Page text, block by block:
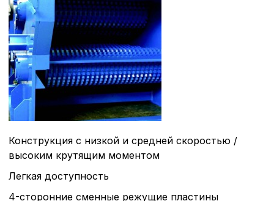
Конструкция с низкой и средней скоростью /
высоким крутящим моментом
Легкая доступность
4-сторонние сменные режущие пластины
Политика в
обработки сookies
Настройте параметры
файлов cookie
Вы можете настроить
типа «технические
функционирование
согласие. Вы вправе